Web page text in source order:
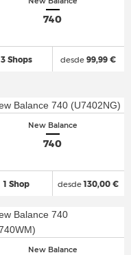
740
3 Shops desde 99,99 €
New Balance
740
1 Shop desde130,00 €
New Balance